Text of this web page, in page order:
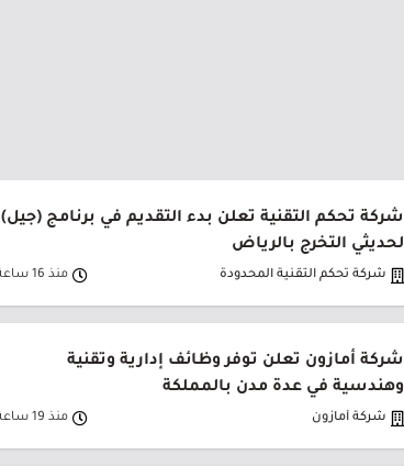
شركة تحكم التقنية تعلن بدء التقديم في برنامج (جيل)
لحديثي التخرج بالرياض
شركة تحكم التقنية المحدودة منذ 16 ساعة
شركة أمازون تعلن توفر وظائف إدارية وتقنية
وهندسية في عدة مدن بالمملكة
شركة أمازون منذ 19 ساعة